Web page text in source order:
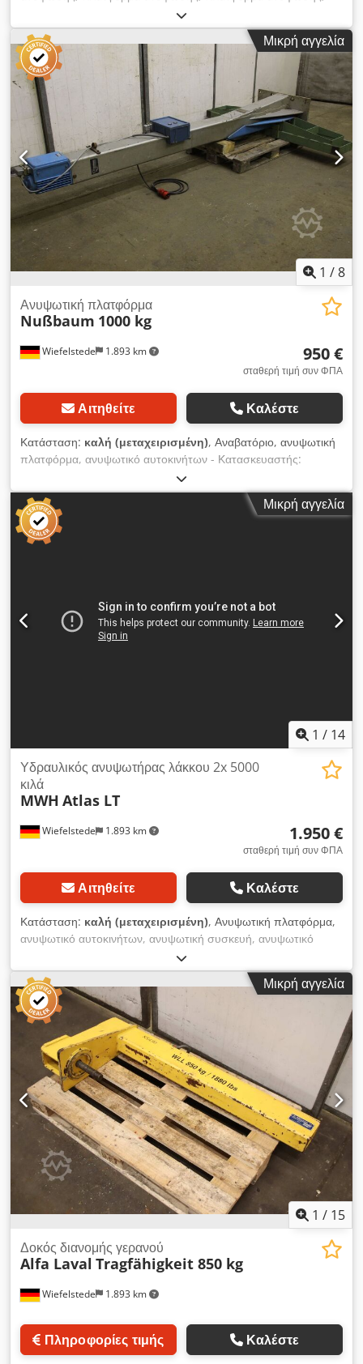
πλατφόρμα ανύψωσης αυτοκινήτου, πλατφόρμα ανύψωσης
ψαλιδιού, γέφυρα καθαρισμού, γέφυρα ψαλιδιού, συσκευή
ανύψωσης, ανυψωτικό υλικού, συσκευή ανύψωσης
-Κατασκευαστής: Schmidt Handling, συσκευή ανύψωσης
-Ικανότητα φόρτωσης: 100 kg mm -Πλατφόρμα: 545 x 285
mm, κλίση -Διάσταση: 400/380 / H1260 mm -Βάρος: 205 kg
Dsdpfx Aisg N Tu Nslokr
Μικρή αγγελία
1 /8
Wiefelstede 1.893 km
Ανυψωτική πλατφόρμα
Nußbaum 1000 kg
950 €
σταθερή τιμή συν ΦΠΑ
Αιτηθείτε Καλέστε
Κατάσταση: καλή (μεταχειρισμένη), Αναβατόριο, ανυψωτική
πλατφόρμα, ανυψωτικό αυτοκινήτων - Κατασκευαστής:
Nußbaum Dsdpodbfxkjfx Ailekr - Φορτίο ανύψωσης: περ.
1000 κιλά - Διαστάσεις βάσης: 740 x 420 mm - Μέγιστο ύψος
ανύψωσης: περ. 1600 mm - Με χειριστήριο - Διαστάσεις:
3200/1930/Υ450 mm - Βάρος: 494 kg
Μικρή αγγελία
1 / 14
Wiefelstede 1.893 km
Υδραυλικός ανυψωτήρας λάκκου 2x 5000
κιλά
MWH Atlas LT
1.950 €
σταθερή τιμή συν ΦΠΑ
Αιτηθείτε Καλέστε
Κατάσταση: καλή (μεταχειρισμένη), Ανυψωτική πλατφόρμα,
ανυψωτικό αυτοκινήτων, ανυψωτική συσκευή, ανυψωτικό
ασανσέρ, ανυψωτικό λάκκου, ανυψωτικό αξόνων, ανυψωτική
συσκευή φορτηγών, ανυψωτικό αξόνων Djdpfsikrpuox Ailskr -
Κατασκευαστής: MWH Märkisches Werk Halver, ανυψωτική
συσκευή φορτηγών/ανυψωτικό λάκκου - Τύπος: Atlas LT -
Ικανότητα ανύψωσης: 2x 5000 kg - Ύψος ανύψωσης: 1600
mm - Λειτουργική πίεση: 60 bar - Αξεσουάρ: περιλαμβάνονται,
δείτε φωτογραφίες - Διαστάσεις μεταφοράς: 1000/940/Υ1400
mm - Συνολικό βάρος: 820 kg
Μικρή αγγελία
1 / 15
Wiefelstede 1.893 km
Δοκός διανομής γερανού
Alfa Laval Tragfähigkeit 850 kg
Πληροφορίες τιμής Καλέστε